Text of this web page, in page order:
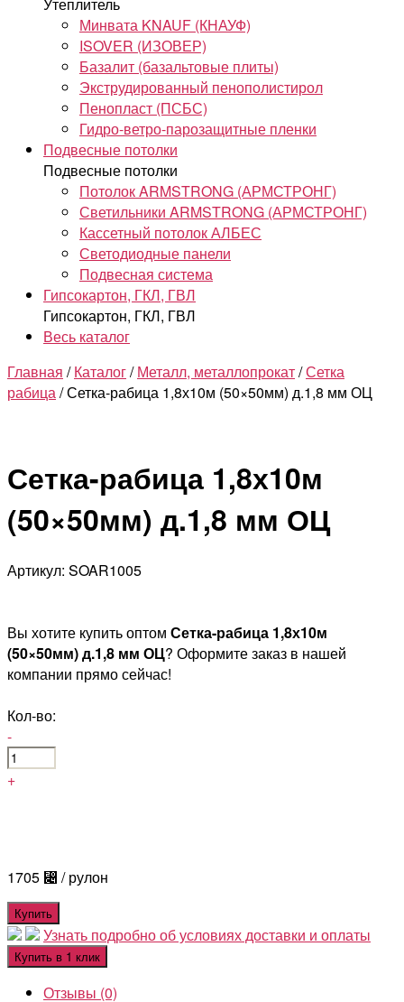
Минвата KNAUF (КНАУФ)
ISOVER (ИЗОВЕР)
Базалит (базальтовые плиты)
Экструдированный пенополистирол
Пенопласт (ПСБС)
Гидро-ветро-парозащитные пленки
Подвесные потолки
Подвесные потолки
Потолок ARMSTRONG (АРМСТРОНГ)
Светильники ARMSTRONG (АРМСТРОНГ)
Кассетный потолок АЛБЕС
Светодиодные панели
Подвесная система
Гипсокартон, ГКЛ, ГВЛ
Гипсокартон, ГКЛ, ГВЛ
Весь каталог
Главная /Каталог/Металл, металлопрокат/Сетка
рабица/ Сетка-рабица 1,8х10м (50×50мм) д.1,8 мм ОЦ
Сетка-рабица 1,8х10м
(50×50мм) д.1,8 мм ОЦ
Артикул: SOAR1005
Вы хотите купить оптом Сетка-рабица 1,8х10м
(50×50мм) д.1,8 мм ОЦ? Оформите заказ в нашей
компании прямо сейчас!
Кол-во:
-
+
1705 ⃄ / рулон
Купить
Узнать подробно об условиях доставки и оплаты
Купить в 1 клик
Отзывы (0)